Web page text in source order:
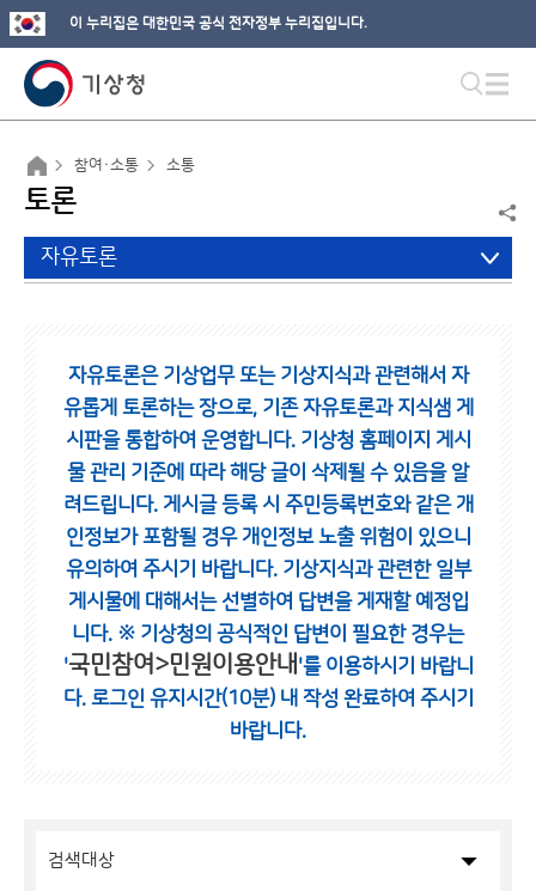
이 누리집은 대한민국 공식 전자정부 누리집입니다.
참여·소통 소통
토론
자유토론
자유토론은 기상업무 또는 기상지식과 관련해서 자
유롭게 토론하는 장으로, 기존 자유토론과 지식샘 게
시판을 통합하여 운영합니다. 기상청 홈페이지 게시
물 관리 기준에 따라 해당 글이 삭제될 수 있음을 알
려드립니다. 게시글 등록 시 주민등록번호와 같은 개
인정보가 포함될 경우 개인정보 노출 위험이 있으니
유의하여 주시기 바랍니다. 기상지식과 관련한 일부
게시물에 대해서는 선별하여 답변을 게재할 예정입
니다. ※ 기상청의 공식적인 답변이 필요한 경우는
'국민참여>민원이용안내 '를 이용하시기 바랍니
다. 로그인 유지시간(10분) 내 작성 완료하여 주시기
바랍니다.